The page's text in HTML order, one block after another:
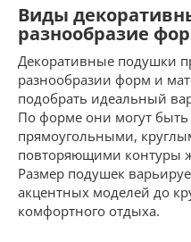
Виды
разнообразие
Декоративные подушки
разнообразии форм и
подобрать идеальный
По форме они могут
прямоугольными,
повторяющими контуры
Размер подушек
акцентных моделей до
комфортного отдыха.